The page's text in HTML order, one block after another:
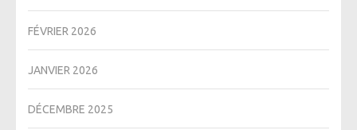
FÉVRIER 2026
JANVIER 2026
DÉCEMBRE 2025